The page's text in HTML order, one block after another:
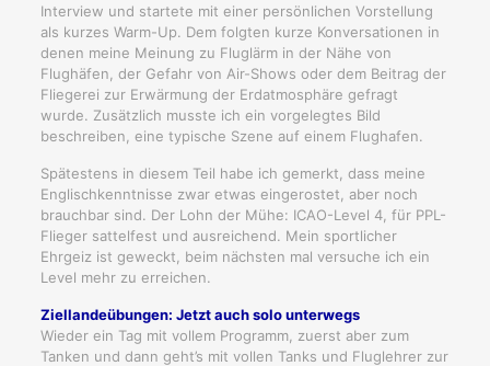
Interview und startete mit einer persönlichen Vorstellung
als kurzes Warm-Up. Dem folgten kurze Konversationen in
denen meine Meinung zu Fluglärm in der Nähe von
Flughäfen, der Gefahr von Air-Shows oder dem Beitrag der
Fliegerei zur Erwärmung der Erdatmosphäre gefragt
wurde. Zusätzlich musste ich ein vorgelegtes Bild
beschreiben, eine typische Szene auf einem Flughafen.
Spätestens in diesem Teil habe ich gemerkt, dass meine
Englischkenntnisse zwar etwas eingerostet, aber noch
brauchbar sind. Der Lohn der Mühe: ICAO-Level 4, für PPL-
Flieger sattelfest und ausreichend. Mein sportlicher
Ehrgeiz ist geweckt, beim nächsten mal versuche ich ein
Level mehr zu erreichen.
Ziellandeübungen: Jetzt auch solo unterwegs
Wieder ein Tag mit vollem Programm, zuerst aber zum
Tanken und dann geht’s mit vollen Tanks und Fluglehrer zur